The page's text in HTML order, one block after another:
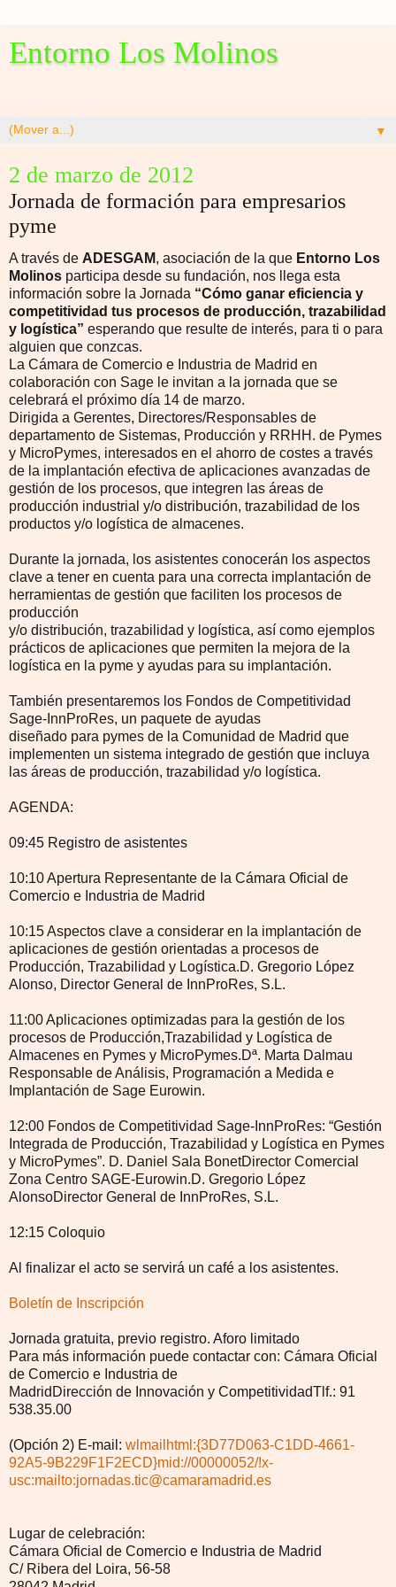
Entorno Los Molinos
▼
2 de marzo de 2012
Jornada de formación para empresarios
pyme
A través de ADESGAM, asociación de la que Entorno Los
Molinos participa desde su fundación, nos llega esta
información sobre la Jornada “Cómo ganar eficiencia y
competitividad tus procesos de producción, trazabilidad
y logística” esperando que resulte de interés, para ti o para
alguien que conzcas.
La Cámara de Comercio e Industria de Madrid en
colaboración con Sage le invitan a la jornada que se
celebrará el próximo día 14 de marzo.
Dirigida a Gerentes, Directores/Responsables de
departamento de Sistemas, Producción y RRHH. de Pymes
y MicroPymes, interesados en el ahorro de costes a través
de la implantación efectiva de aplicaciones avanzadas de
gestión de los procesos, que integren las áreas de
producción industrial y/o distribución, trazabilidad de los
productos y/o logística de almacenes.
Durante la jornada, los asistentes conocerán los aspectos
clave a tener en cuenta para una correcta implantación de
herramientas de gestión que faciliten los procesos de
producción
y/o distribución, trazabilidad y logística, así como ejemplos
prácticos de aplicaciones que permiten la mejora de la
logística en la pyme y ayudas para su implantación.
También presentaremos los Fondos de Competitividad
Sage-InnProRes, un paquete de ayudas
diseñado para pymes de la Comunidad de Madrid que
implementen un sistema integrado de gestión que incluya
las áreas de producción, trazabilidad y/o logística.
AGENDA:
09:45 Registro de asistentes
10:10 Apertura Representante de la Cámara Oficial de
Comercio e Industria de Madrid
10:15 Aspectos clave a considerar en la implantación de
aplicaciones de gestión orientadas a procesos de
Producción, Trazabilidad y Logística.D. Gregorio López
Alonso, Director General de InnProRes, S.L.
11:00 Aplicaciones optimizadas para la gestión de los
procesos de Producción,Trazabilidad y Logística de
Almacenes en Pymes y MicroPymes.Dª. Marta Dalmau
Responsable de Análisis, Programación a Medida e
Implantación de Sage Eurowin.
12:00 Fondos de Competitividad Sage-InnProRes: “Gestión
Integrada de Producción, Trazabilidad y Logística en Pymes
y MicroPymes”. D. Daniel Sala BonetDirector Comercial
Zona Centro SAGE-Eurowin.D. Gregorio López
AlonsoDirector General de InnProRes, S.L.
12:15 Coloquio
Al finalizar el acto se servirá un café a los asistentes.
Boletín de Inscripción
Jornada gratuita, previo registro. Aforo limitado
Para más información puede contactar con: Cámara Oficial
de Comercio e Industria de
MadridDirección de Innovación y CompetitividadTlf.: 91
538.35.00
(Opción 2) E-mail: wlmailhtml:{3D77D063-C1DD-4661-
92A5-9B229F1F2ECD}mid://00000052/!x-
usc:mailto:jornadas.tic@camaramadrid.es
Lugar de celebración:
Cámara Oficial de Comercio e Industria de Madrid
C/ Ribera del Loira, 56-58